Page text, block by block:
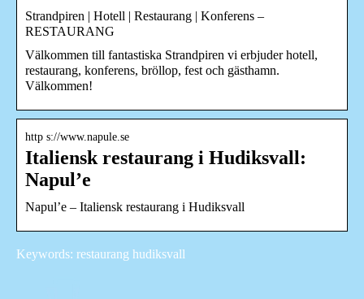
Strandpiren | Hotell | Restaurang | Konferens –
RESTAURANG
Välkommen till fantastiska Strandpiren vi erbjuder hotell,
restaurang, konferens, bröllop, fest och gästhamn.
Välkommen!
http s://www.napule.se
Italiensk restaurang i Hudiksvall:
Napul’e
Napul’e – Italiensk restaurang i Hudiksvall
Keywords: restaurang hudiksvall